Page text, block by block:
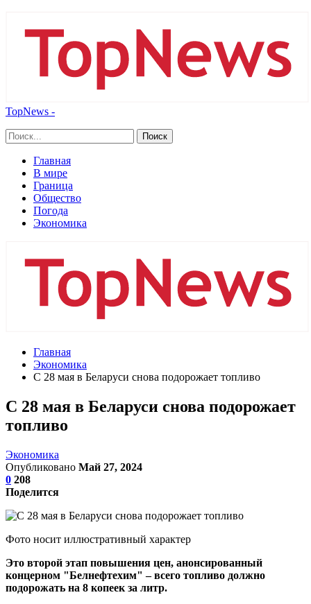
TopNews -
Главная
В мире
Граница
Общество
Погода
Экономика
Главная
Экономика
С 28 мая в Беларуси снова подорожает топливо
С 28 мая в Беларуси снова подорожает
топливо
Экономика
Опубликовано Май 27, 2024
0 208
Поделится
Фото носит иллюстративный характер
Это второй этап повышения цен, анонсированный
концерном "Белнефтехим" – всего топливо должно
подорожать на 8 копеек за литр.